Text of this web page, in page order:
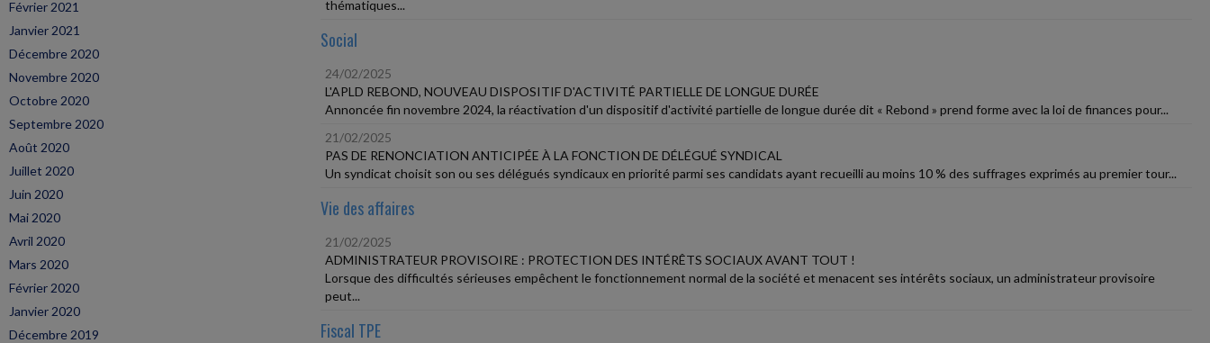
Février 2021
Janvier 2021
Décembre 2020
Novembre 2020
Octobre 2020
Septembre 2020
Août 2020
Juillet 2020
Juin 2020
Mai 2020
Avril 2020
Mars 2020
Février 2020
Janvier 2020
Décembre 2019
thématiques...
Social
24/02/2025
L'APLD REBOND, NOUVEAU DISPOSITIF D'ACTIVITÉ PARTIELLE DE LONGUE DURÉE
Annoncée fin novembre 2024, la réactivation d'un dispositif d'activité partielle de longue durée dit « Rebond » prend forme avec la loi de finances pour...
21/02/2025
PAS DE RENONCIATION ANTICIPÉE À LA FONCTION DE DÉLÉGUÉ SYNDICAL
Un syndicat choisit son ou ses délégués syndicaux en priorité parmi ses candidats ayant recueilli au moins 10 % des suffrages exprimés au premier tour...
Vie des affaires
21/02/2025
ADMINISTRATEUR PROVISOIRE : PROTECTION DES INTÉRÊTS SOCIAUX AVANT TOUT !
Lorsque des difficultés sérieuses empêchent le fonctionnement normal de la société et menacent ses intérêts sociaux, un administrateur provisoire
peut...
Fiscal TPE